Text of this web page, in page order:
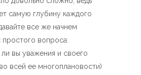
самую глубину каждого
все же начнем
вопроса:
вы уважения и своего
всей ее многоплановости)